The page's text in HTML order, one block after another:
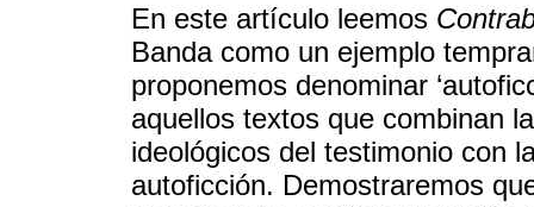
En este artículo leemos
Banda como un ejemplo
proponemos denominar
aquellos textos que combinan
ideológicos del testimonio con
autoficción. Demostraremos